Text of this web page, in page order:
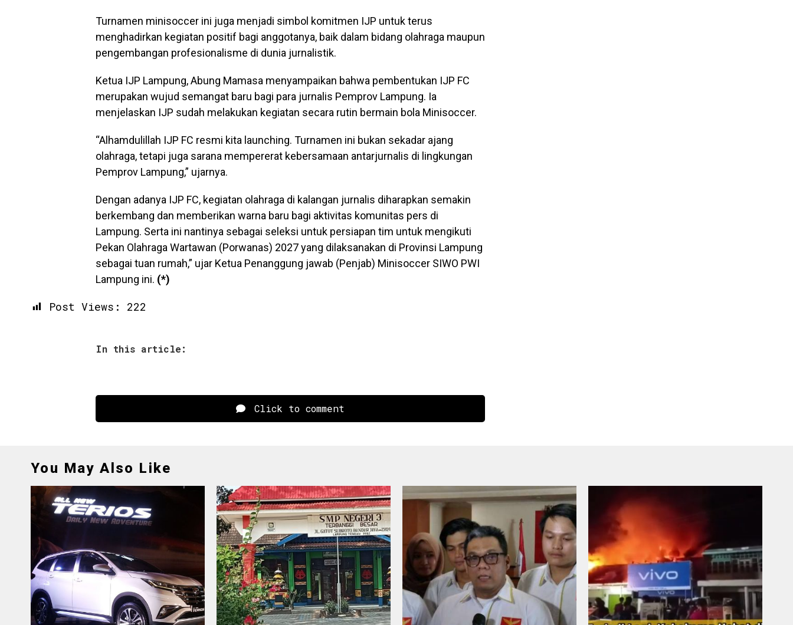
Turnamen minisoccer ini juga menjadi simbol komitmen IJP untuk terus
menghadirkan kegiatan positif bagi anggotanya, baik dalam bidang olahraga maupun
pengembangan profesionalisme di dunia jurnalistik.
Ketua IJP Lampung, Abung Mamasa menyampaikan bahwa pembentukan IJP FC
merupakan wujud semangat baru bagi para jurnalis Pemprov Lampung. Ia
menjelaskan IJP sudah melakukan kegiatan secara rutin bermain bola Minisoccer.
“Alhamdulillah IJP FC resmi kita launching. Turnamen ini bukan sekadar ajang
olahraga, tetapi juga sarana mempererat kebersamaan antarjurnalis di lingkungan
Pemprov Lampung,” ujarnya.
Dengan adanya IJP FC, kegiatan olahraga di kalangan jurnalis diharapkan semakin
berkembang dan memberikan warna baru bagi aktivitas komunitas pers di
Lampung. Serta ini nantinya sebagai seleksi untuk persiapan tim untuk mengikuti
Pekan Olahraga Wartawan (Porwanas) 2027 yang dilaksanakan di Provinsi Lampung
sebagai tuan rumah,” ujar Ketua Penanggung jawab (Penjab) Minisoccer SIWO PWI
Lampung ini. (*)
Post Views: 222
In this article:
Click to comment
You May Also Like